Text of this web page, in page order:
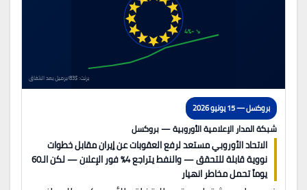
↘ -4%
برنت: $83/برميل بعد الاتفاق
بروكسل — 15 يونيو 2026
شبكة المدار الإعلامية الأوروبية — بروكسل
الاتحاد الأوروبي مستعد لرفع العقوبات عن إيران مقابل خطوات
نووية قابلة للتحقق — والنفط يتراجع 4% فور الإعلان — لكن الـ60
يوماً تحمل مخاطر انهيار